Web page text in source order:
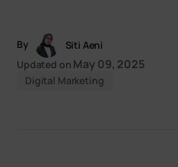
By
Siti Aeni
Updated on May 09, 2025
Digital Marketing